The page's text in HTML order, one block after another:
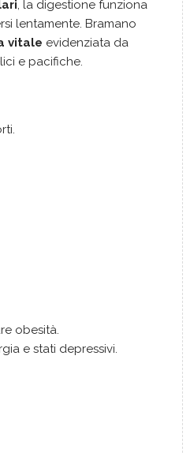
, la digestione funziona
lentamente. Bramano
vitale evidenziata da
e pacifiche.
obesità.
e stati depressivi.